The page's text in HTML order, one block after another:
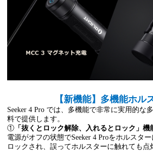
【新機能】多機能ホル
Seeker 4 Pro では、多機能で非常に実用的な
料で提供します。
① 「抜くとロック解除、入れるとロック」機
電源がオフの状態でSeeker 4 Proをホルスタ
ロックされ、誤ってホルスターに触れても点